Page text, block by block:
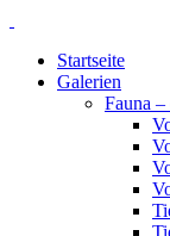
Startseite
Galerien
Fauna